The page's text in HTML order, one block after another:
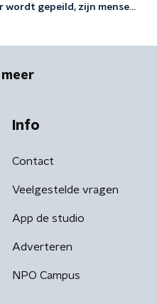
wordt gepeild, zijn mensen
Info
Contact
Veelgestelde vragen
App de studio
Adverteren
NPO Campus